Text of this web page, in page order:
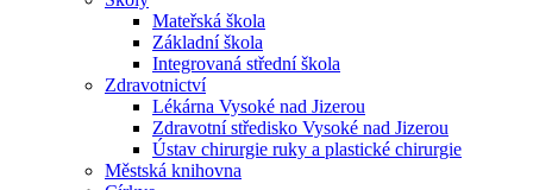
Mateřská škola
Základní škola
Integrovaná střední škola
Zdravotnictví
Lékárna Vysoké nad Jizerou
Zdravotní středisko Vysoké nad Jizerou
Ústav chirurgie ruky a plastické chirurgie
Městská knihovna